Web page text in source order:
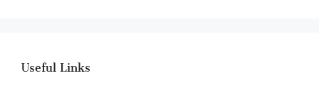
Useful Links